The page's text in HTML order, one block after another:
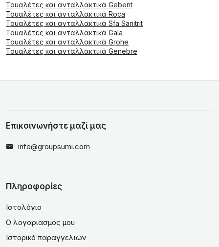
Τουαλέτες και ανταλλακτικά Geberit
Τουαλέτες και ανταλλακτικά Roca
Τουαλέτες και ανταλλακτικά Sfa Sanitrit
Τουαλέτες και ανταλλακτικά Gala
Τουαλέτες και ανταλλακτικά Grohe
Τουαλέτες και ανταλλακτικά Genebre
Επικοινωνήστε μαζί μας
info@groupsumi.com
Πληροφορίες
Ιστολόγιο
Ο λογαριασμός μου
Ιστορικό παραγγελιών